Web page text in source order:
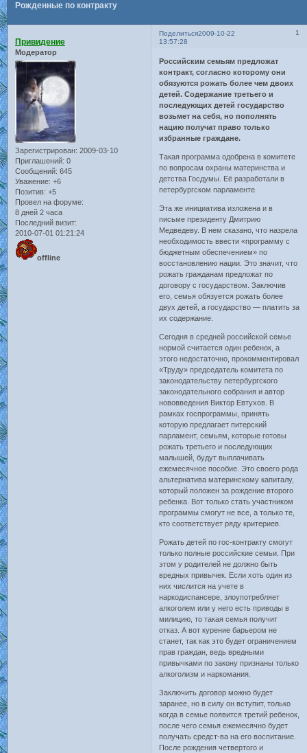
Рожденные по контракту
Поделиться 1
2009-10-22
13:57:28
Привидение
Модератор
Зарегистрирован: 2009-03-10
Приглашений: 0
Сообщений: 645
Уважение: +6
Позитив: +5
Провел на форуме:
8 дней 2 часа
Последний визит:
2010-07-01 01:21:24
offline
Российским семьям предложат
контракт, согласно которому они
обязуются рожать более чем двоих
детей. Содержание третьего и
последующих детей государство
возьмет на себя, но пополнять
нацию получат право только
избранные граждане.
Такая программа одобрена в комитете
по вопросам охраны материнства и
детства Госдумы. Её разработали в
петербургском парламенте.
Эта же инициатива изложена и в
письме президенту Дмитрию
Медведеву. В нем сказано, что назрела
необходимость ввести «программу с
бюджетным обеспечением» по
восстановлению нации. Это значит, что
рожать гражданам предложат по
договору с государством. Заключив
его, семья обязуется рожать более
двух детей, а государство — платить за
их содержание.
Сегодня в средней российской семье
нормой считается один ребенок, а
этого недостаточно, прокомментировал
«Труду» председатель комитета по
законодательству петербургского
законодательного собрания и автор
нововведения Виктор Евтухов. В
рамках госпрограммы, принять
которую предлагает питерский
парламент, семьям, которые готовы
рожать третьего и последующих
малышей, будут выплачивать
ежемесячное пособие. Это своего рода
альтернатива материнскому капиталу,
который положен за рождение второго
ребенка. Вот только стать участником
программы смогут не все, а только те,
кто соответствует ряду критериев.
Рожать детей по гос-контракту смогут
только полные российские семьи. При
этом у родителей не должно быть
вредных привычек. Если хоть один из
них числится на учете в
наркодиспансере, злоупотребляет
алкоголем или у него есть приводы в
милицию, то такая семья получит
отказ. А вот курение барьером не
станет, так как это будет ограничением
прав граждан, ведь вредными
привычками по закону признаны только
алкоголизм и наркомания.
Заключить договор можно будет
заранее, но в силу он вступит, только
когда в семье появится третий ребенок,
после чего семья ежемесячно будет
получать средст-ва на его воспитание.
После рождения четвертого и